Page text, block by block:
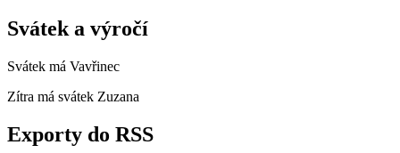
Svátek a výročí
Svátek má Vavřinec
Zítra má svátek Zuzana
Exporty do RSS